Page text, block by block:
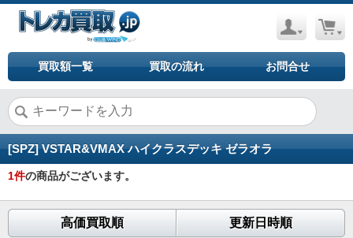
買取額一覧 買取の流れ お問合せ
[SPZ] VSTAR&VMAX ハイクラスデッキ ゼラオラ
1件の商品がございます。
高価買取順 更新日時順